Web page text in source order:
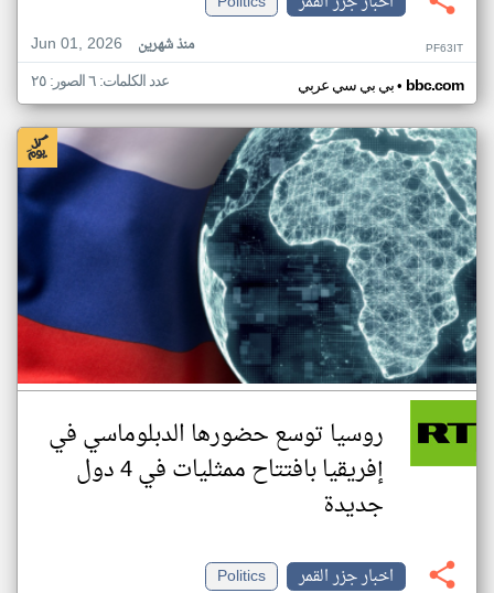
Jun 01, 2026
منذ شهرين PF63IT
بي بي سي عربي• bbc.com عدد الكلمات: ٦ الصور: ٢٥
روسيا توسع حضورها الدبلوماسي في
إفريقيا بافتتاح ممثليات في 4 دول
جديدة
اخبار جزر القمر
Politics